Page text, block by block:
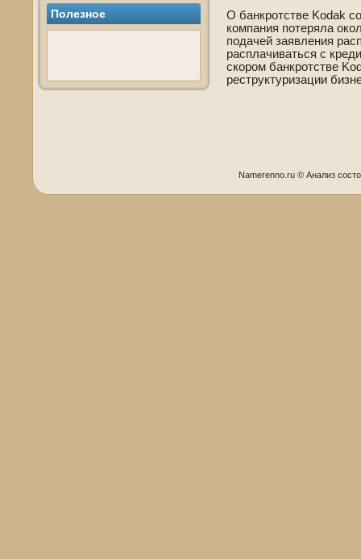
Полезное
О банкротстве­ Kodak
компания потеряла
подачей заявления
расплачиваться с
скором банкротстве­
реструктуризации
Namerenno.ru © Анализ